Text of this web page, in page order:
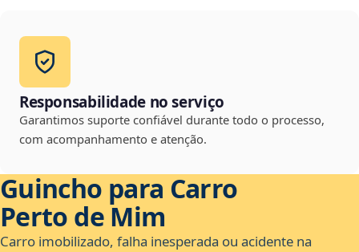
Responsabilidade no serviço
Garantimos suporte confiável durante todo o processo,
com acompanhamento e atenção.
Guincho para Carro
Perto de Mim
Carro imobilizado, falha inesperada ou acidente na